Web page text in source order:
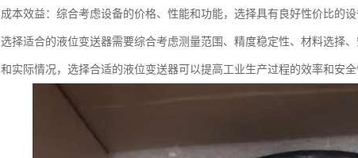
成本效益：综合考虑设备的价格、性能和功能，选择具有良好性价比的设
选择适合的液位变送器需要综合考虑测量范围、精度稳定性、材料选择
和实际情况，选择合适的液位变送器可以提高工业生产过程的效率和安全